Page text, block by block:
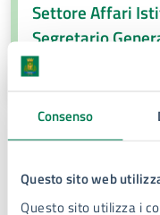
Consenso
Questo sito web
Questo sito utilizza i
Settore Affari
Segretario
Piazza Duomo, 4,
Persone
Enzo Miccoli